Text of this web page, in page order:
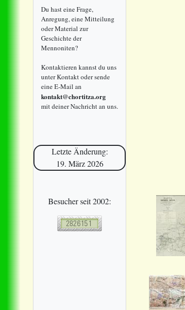
Du hast eine Frage,
Anregung, eine Mitteilung
oder Material zur
Geschichte der
Mennoniten?
Kontaktieren kannst du uns
unter Kontakt oder sende
eine E-Mail an
kontakt@chortitza.org
mit deiner Nachricht an uns.
Letzte Änderung:
19. März 2026
Besucher seit 2002: